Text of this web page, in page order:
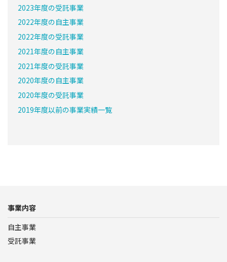
2023年度の受託事業
2022年度の自主事業
2022年度の受託事業
2021年度の自主事業
2021年度の受託事業
2020年度の自主事業
2020年度の受託事業
2019年度以前の事業実績一覧
事業内容
自主事業
受託事業